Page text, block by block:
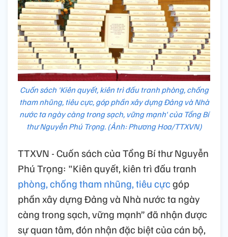
Cuốn sách 'Kiên quyết, kiên trì đấu tranh phòng, chống
tham nhũng, tiêu cực, góp phần xây dựng Đảng và Nhà
nước ta ngày càng trong sạch, vững mạnh' của Tổng Bí
thư Nguyễn Phú Trọng. (Ảnh: Phương Hoa/TTXVN)
TTXVN - Cuốn sách của Tổng Bí thư Nguyễn
Phú Trọng: "Kiên quyết, kiên trì đấu tranh
phòng, chống tham nhũng, tiêu cựcgóp
phần xây dựng Đảng và Nhà nước ta ngày
càng trong sạch, vững mạnh” đã nhận được
sự quan tâm, đón nhận đặc biệt của cán bộ,